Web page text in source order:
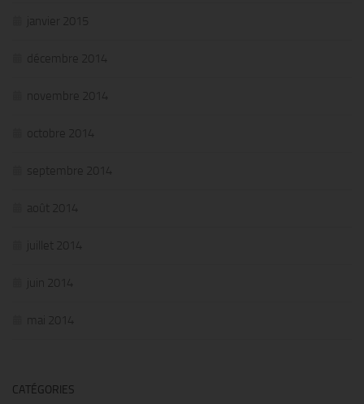
janvier 2015
décembre 2014
novembre 2014
octobre 2014
septembre 2014
août 2014
juillet 2014
juin 2014
mai 2014
CATÉGORIES